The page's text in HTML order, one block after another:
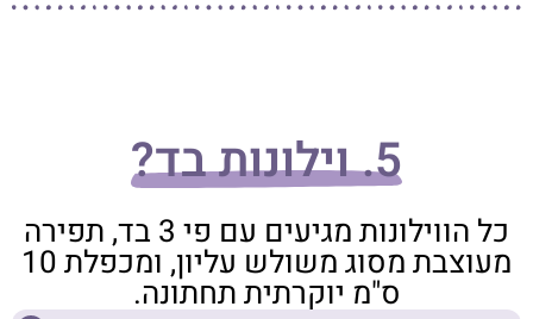
5. וילונות בד?
כל הווילונות מגיעים עם פי 3 בד, תפירה
מעוצבת מסוג משולש עליון, ומכפלת 10
ס"מ יוקרתית תחתונה.